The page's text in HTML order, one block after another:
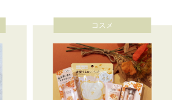
コスメ